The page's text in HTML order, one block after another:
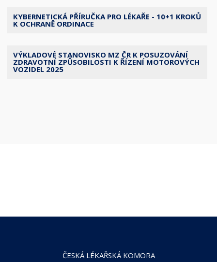
KYBERNETICKÁ PŘÍRUČKA PRO LÉKAŘE - 10+1 KROKŮ
K OCHRANĚ ORDINACE
VÝKLADOVÉ STANOVISKO MZ ČR K POSUZOVÁNÍ
ZDRAVOTNÍ ZPŮSOBILOSTI K ŘÍZENÍ MOTOROVÝCH
VOZIDEL 2025
ČESKÁ LÉKAŘSKÁ KOMORA